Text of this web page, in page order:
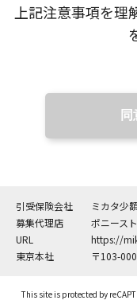
上記注意事項を
引受保険会社
ミカタ少
募集代理店
ポニース
URL
https://
東京本社
〒103-
This site is protected by